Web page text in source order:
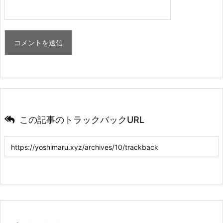
この記事のトラックバックURL